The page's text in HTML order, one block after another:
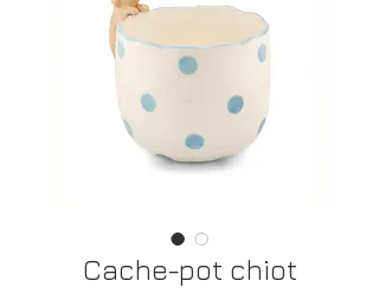
Cache-pot chiot